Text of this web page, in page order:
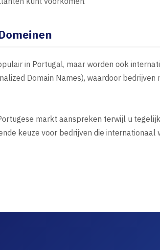
in Portugal, maar worden ook
Domain Names), waardoor
markt aanspreken terwijl u
keuze voor bedrijven die